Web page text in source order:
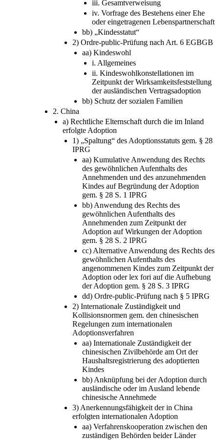
iii. Gesamtverweisung
iv. Vorfrage des Bestehens einer Ehe
oder eingetragenen Lebenspartnerschaft
bb) „Kindesstatut“
2) Ordre-public-Prüfung nach Art. 6 EGBGB
aa) Kindeswohl
i. Allgemeines
ii. Kindeswohlkonstellationen im
Zeitpunkt der Wirksamkeitsfeststellung
der ausländischen Vertragsadoption
bb) Schutz der sozialen Familien
2. China
a) Rechtliche Elternschaft durch die im Inland
erfolgte Adoption
1) „Spaltung“ des Adoptionsstatuts gem. § 28
IPRG
aa) Kumulative Anwendung des Rechts
des gewöhnlichen Aufenthalts des
Annehmenden und des anzunehmenden
Kindes auf Begründung der Adoption
gem. § 28 S. 1 IPRG
bb) Anwendung des Rechts des
gewöhnlichen Aufenthalts des
Annehmenden zum Zeitpunkt der
Adoption auf Wirkungen der Adoption
gem. § 28 S. 2 IPRG
cc) Alternative Anwendung des Rechts des
gewöhnlichen Aufenthalts des
angenommenen Kindes zum Zeitpunkt der
Adoption oder lex fori auf die Aufhebung
der Adoption gem. § 28 S. 3 IPRG
dd) Ordre-public-Prüfung nach § 5 IPRG
2) Internationale Zuständigkeit und
Kollisionsnormen gem. den chinesischen
Regelungen zum internationalen
Adoptionsverfahren
aa) Internationale Zuständigkeit der
chinesischen Zivilbehörde am Ort der
Haushaltsregistrierung des adoptierten
Kindes
bb) Anknüpfung bei der Adoption durch
ausländische oder im Ausland lebende
chinesische Annehmede
3) Anerkennungsfähigkeit der in China
erfolgten internationalen Adoption
aa) Verfahrenskooperation zwischen den
zuständigen Behörden beider Länder